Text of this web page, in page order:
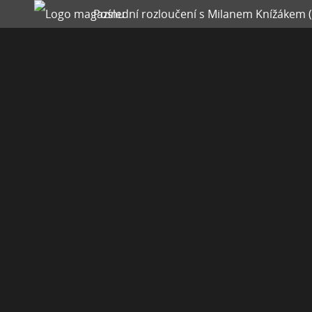
Poslední rozloučení s Milanem Knížákem